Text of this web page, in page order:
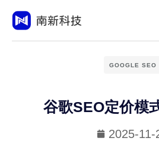
GOOGLE SEO
谷歌SEO定价模
2025-11-